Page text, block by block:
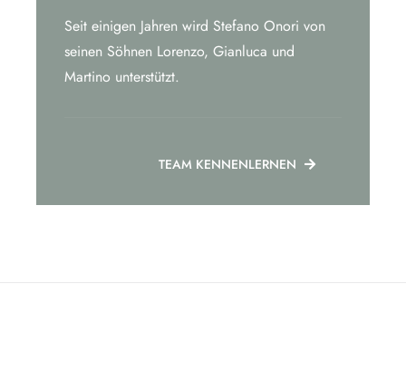
Seit einigen Jahren wird Stefano Onori von
seinen Söhnen Lorenzo, Gianluca und
Martino unterstützt.
TEAM KENNENLERNEN